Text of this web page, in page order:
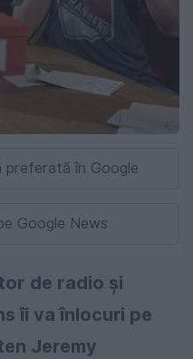
preferată în Google
Google News
de radio şi
îi va înlocuri pe
Jeremy